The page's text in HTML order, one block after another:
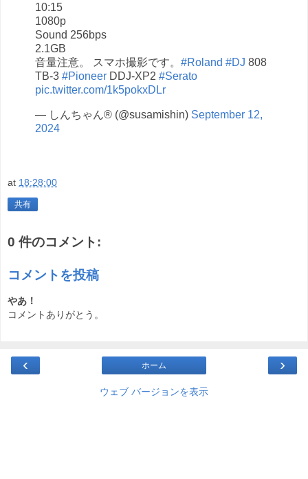
10:15
1080p
Sound 256bps
2.1GB
音量注意。 スマホ撮影です。 #Roland #DJ 808
TB-3 #Pioneer DDJ-XP2 #Serato
pic.twitter.com/1k5pokxDLr
— しんちゃん® (@susamishin) September 12,
2024
at 18:28:00
共有
0 件のコメント:
コメントを投稿
やあ！
コメントありがとう。
‹ ›
ホーム
ウェブ バージョンを表示